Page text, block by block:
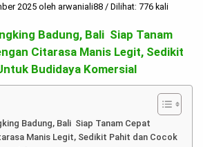
2025 oleh arwaniali88 / Dilihat: 776 kali
Badung, Bali Siap Tanam
Citarasa Manis Legit, Sedikit
Budidaya Komersial
Badung, Bali Siap Tanam Cepat
Manis Legit, Sedikit Pahit dan Cocok